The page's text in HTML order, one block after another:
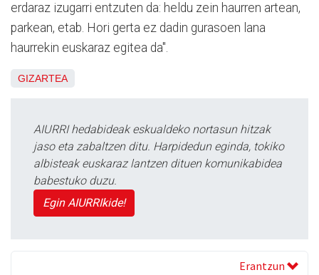
erdaraz izugarri entzuten da: heldu zein haurren artean,
parkean, etab. Hori gerta ez dadin gurasoen lana
haurrekin euskaraz egitea da".
GIZARTEA
AIURRI hedabideak eskualdeko nortasun hitzak
jaso eta zabaltzen ditu. Harpidedun eginda, tokiko
albisteak euskaraz lantzen dituen komunikabidea
babestuko duzu.
Egin AIURRIkide!
Erantzun